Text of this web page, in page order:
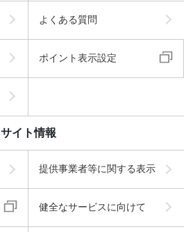
よくある質問
ポイント表示設定
サイト情報
提供事業者等に関する表示
健全なサービスに向けて